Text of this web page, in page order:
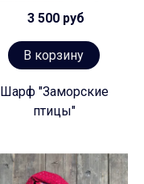
3 500 руб
В корзину
Шарф "Заморские
птицы"